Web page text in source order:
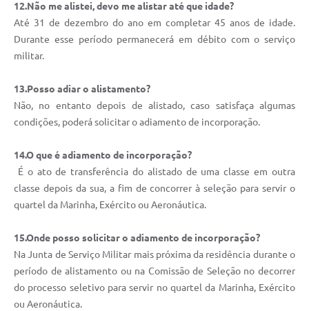
12.Não me alistei, devo me alistar até que idade?
Até 31 de dezembro do ano em completar 45 anos de idade.
Durante esse período permanecerá em débito com o serviço
militar.
13.Posso adiar o alistamento?
Não, no entanto depois de alistado, caso satisfaça algumas
condições, poderá solicitar o adiamento de incorporação.
14.O que é adiamento de incorporação?
É o ato de transferência do alistado de uma classe em outra
classe depois da sua, a fim de concorrer à seleção para servir o
quartel da Marinha, Exército ou Aeronáutica.
15.Onde posso solicitar o adiamento de incorporação?
Na Junta de Serviço Militar mais próxima da residência durante o
período de alistamento ou na Comissão de Seleção no decorrer
do processo seletivo para servir no quartel da Marinha, Exército
ou Aeronáutica.